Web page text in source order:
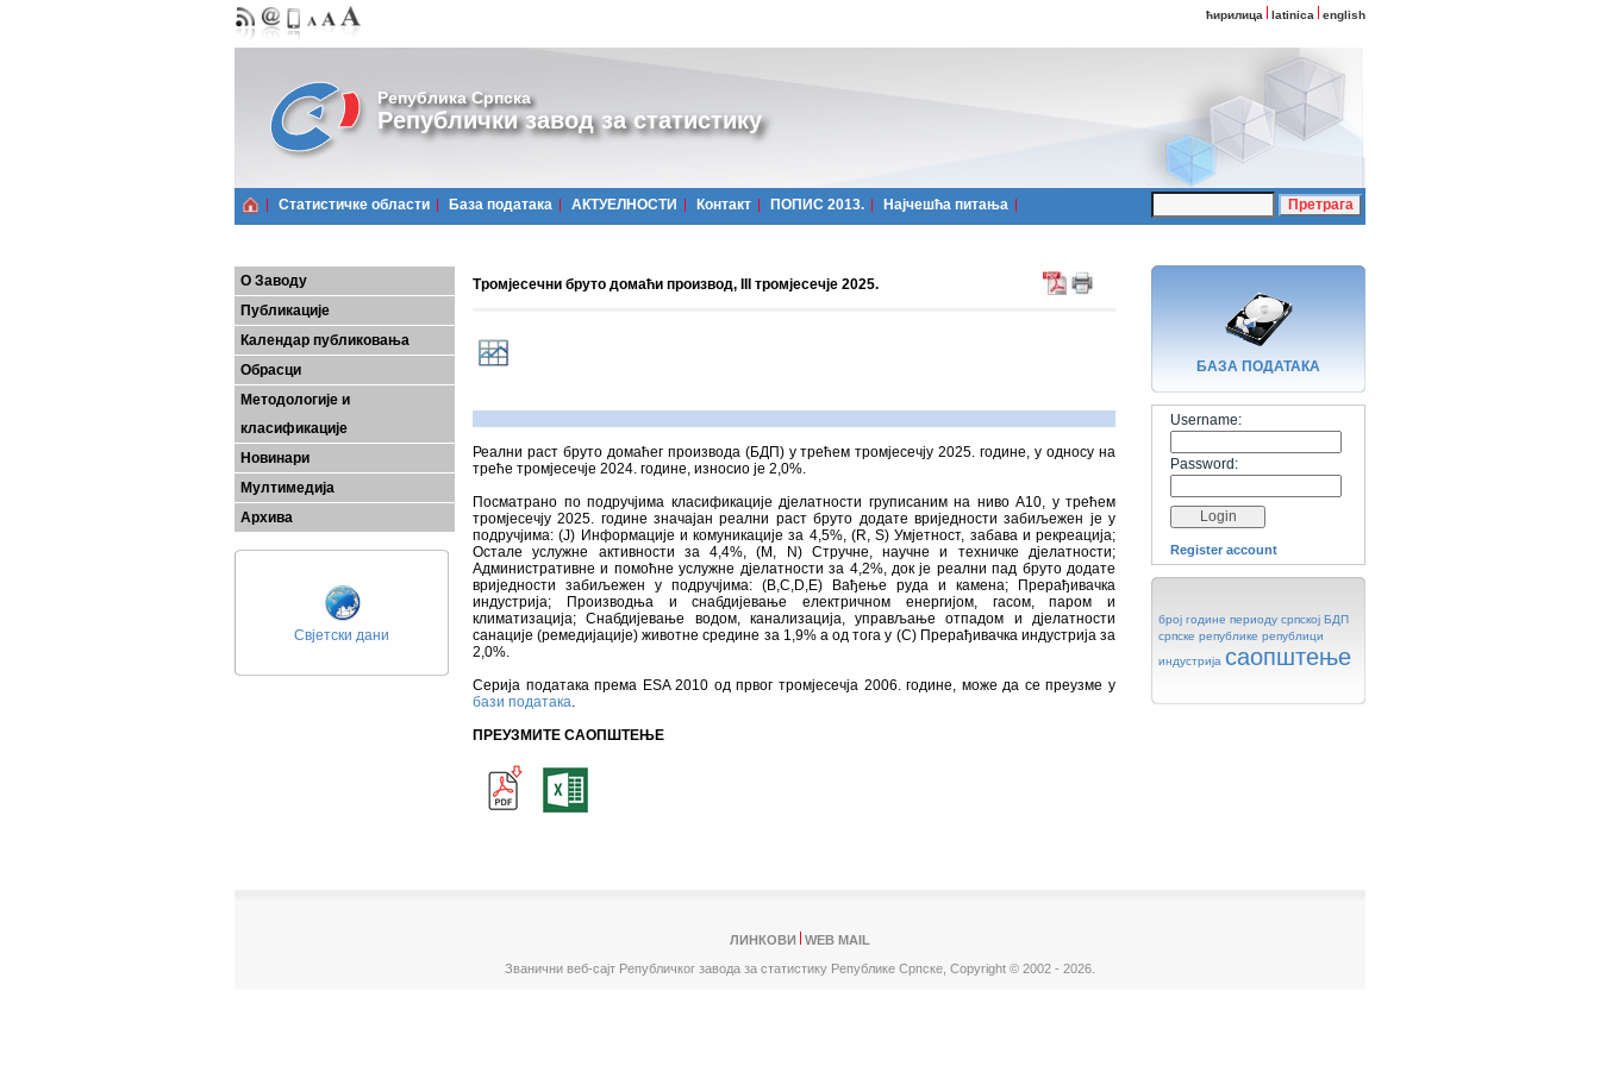
ћирилица latinica english
Република Српска
Републички завод за статистику
Статистичке области Базa података АКТУЕЛНОСТИ Контакт ПОПИС 2013. Најчешћa питања
О Заводу
Публикације
Календар публиковања
Обрасци
Методологије и
класификације
Новинари
Мултимедија
Архива
Свјетски дани
Тромјесечни бруто домаћи производ, III тромјесечје 2025.
Реални раст бруто домаћег производа (БДП) у трећем тромјесечју 2025. године, у односу на
треће тромјесечје 2024. године, износио је 2,0%.
Посматрано по подручјима класификације дјелатности груписаним на ниво А10, у трећем
тромјесечју 2025. године значајан реални раст бруто додате вриједности забиљежен је у
подручјима: (J) Информације и комуникације за 4,5%, (R, S) Умјетност, забава и рекреација;
Остале услужне активности за 4,4%, (M, N) Стручне, научне и техничке дјелатности;
Административне и помоћне услужне дјелатности за 4,2%, док је реални пад бруто додате
вриједности забиљежен у подручјима: (B,C,D,E) Вађење руда и камена; Прерађивачка
индустрија; Производња и снабдијевање електричном енергијом, гасом, паром и
климатизација; Снабдијевање водом, канализација, управљање отпадом и дјелатности
санације (ремедијације) животне средине за 1,9% а од тога у (C) Прерађивачка индустрија за
2,0%.
Серија података према ESA 2010 од првог тромјесечја 2006. године, може да се преузме у
бази података.
ПРЕУЗМИТЕ САОПШТЕЊЕ
БАЗA ПОДАТАКА
Username:
Password:
Register account
број године периоду српској БДП
српске републике републици
индустрија саопштење
ЛИНКОВИ
WEB MAIL
Званични веб-сајт Републичког завода за статистику Републике Српске, Copyright © 2002 - 2026.